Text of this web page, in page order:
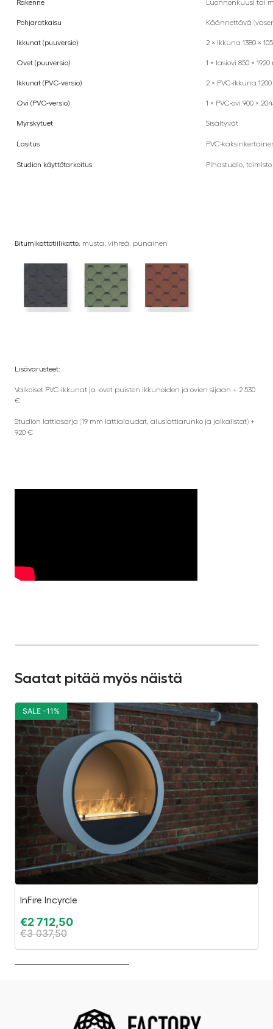
Rakenne Luonnonkuusi tai
Pohjaratkaisu Käännettävä
Ikkunat (puuversio) 2 × ikkuna 1380 ×
Ovet (puuversio) 1 × lasiovi 850 ×
Ikkunat (PVC-versio) 2 × PVC-ikkuna
Ovi (PVC-versio) 1 × PVC-ovi 900 ×
Myrskytuet Sisältyvät
Lasitus PVC-
Studion käyttötarkoitus Pihastudio,
Bitumikattotiilikatto: musta, vihreä, punainen
Lisävarusteet:
Valkoiset PVC-ikkunat ja -ovet puisten ikkunoiden ja ovien sijaan + 2 530
€
Studion lattiasarja (19 mm lattialaudat, aluslattiarunko ja jalkalistat) +
920 €
Saatat pitää myös näistä
InFire Incyrcle
€2 712,50
€3 037,50
SALE -11%